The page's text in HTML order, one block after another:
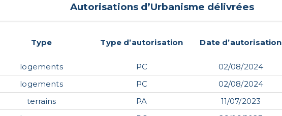
Autorisations d’Urbanisme délivrées
Type Type d’autorisation Date d’autorisation
logements PC 02/08/2024
logements PC 02/08/2024
terrains PA 11/07/2023